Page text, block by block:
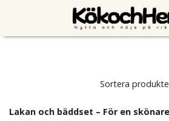
Sortera
Lakan och bäddset – För en